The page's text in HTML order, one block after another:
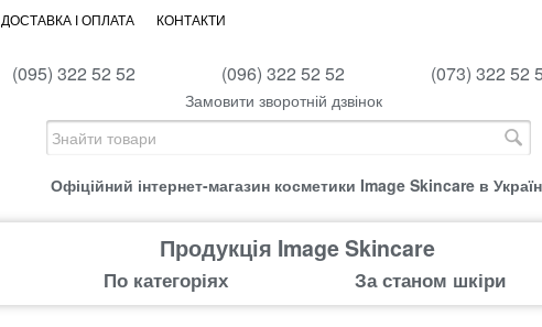
ДОСТАВКА І ОПЛАТА КОНТАКТИ
Офіційний інтернет-магазин косметики Image Skincare в
(095) 322 52 52 (096) 322 52 52 (073) 322 52
Замовити зворотній дзвінок
Продукція Image Skincare
По категоріях За станом шкіри